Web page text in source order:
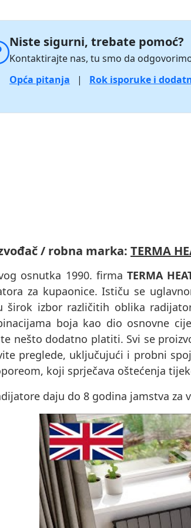
Niste sigurni, trebate pomoć?
Kontaktirajte nas, tu smo da
Opća pitanja
| Rok isporuke i
/ robna marka: TERMA
osnutka 1990. firmaTERMA
za kupaonice. Ističu se
širok izbor različitih oblika
boja kao dio osnovne
nešto dodatno platiti. Svi se
preglede, uključujući i probni
koji sprječava oštećenja
daju do 8 godina jamstva